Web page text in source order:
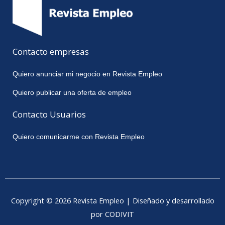
Contacto empresas
Quiero anunciar mi negocio en Revista Empleo
Quiero publicar una oferta de empleo
Contacto Usuarios
Quiero comunicarme con Revista Empleo
Copyright © 2026 Revista Empleo | Diseñado y desarrollado
por CODIVIT